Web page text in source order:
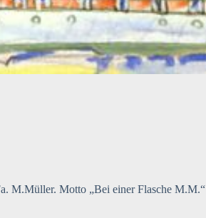
M.Müller. Motto „Bei einer Flasche M.M.“